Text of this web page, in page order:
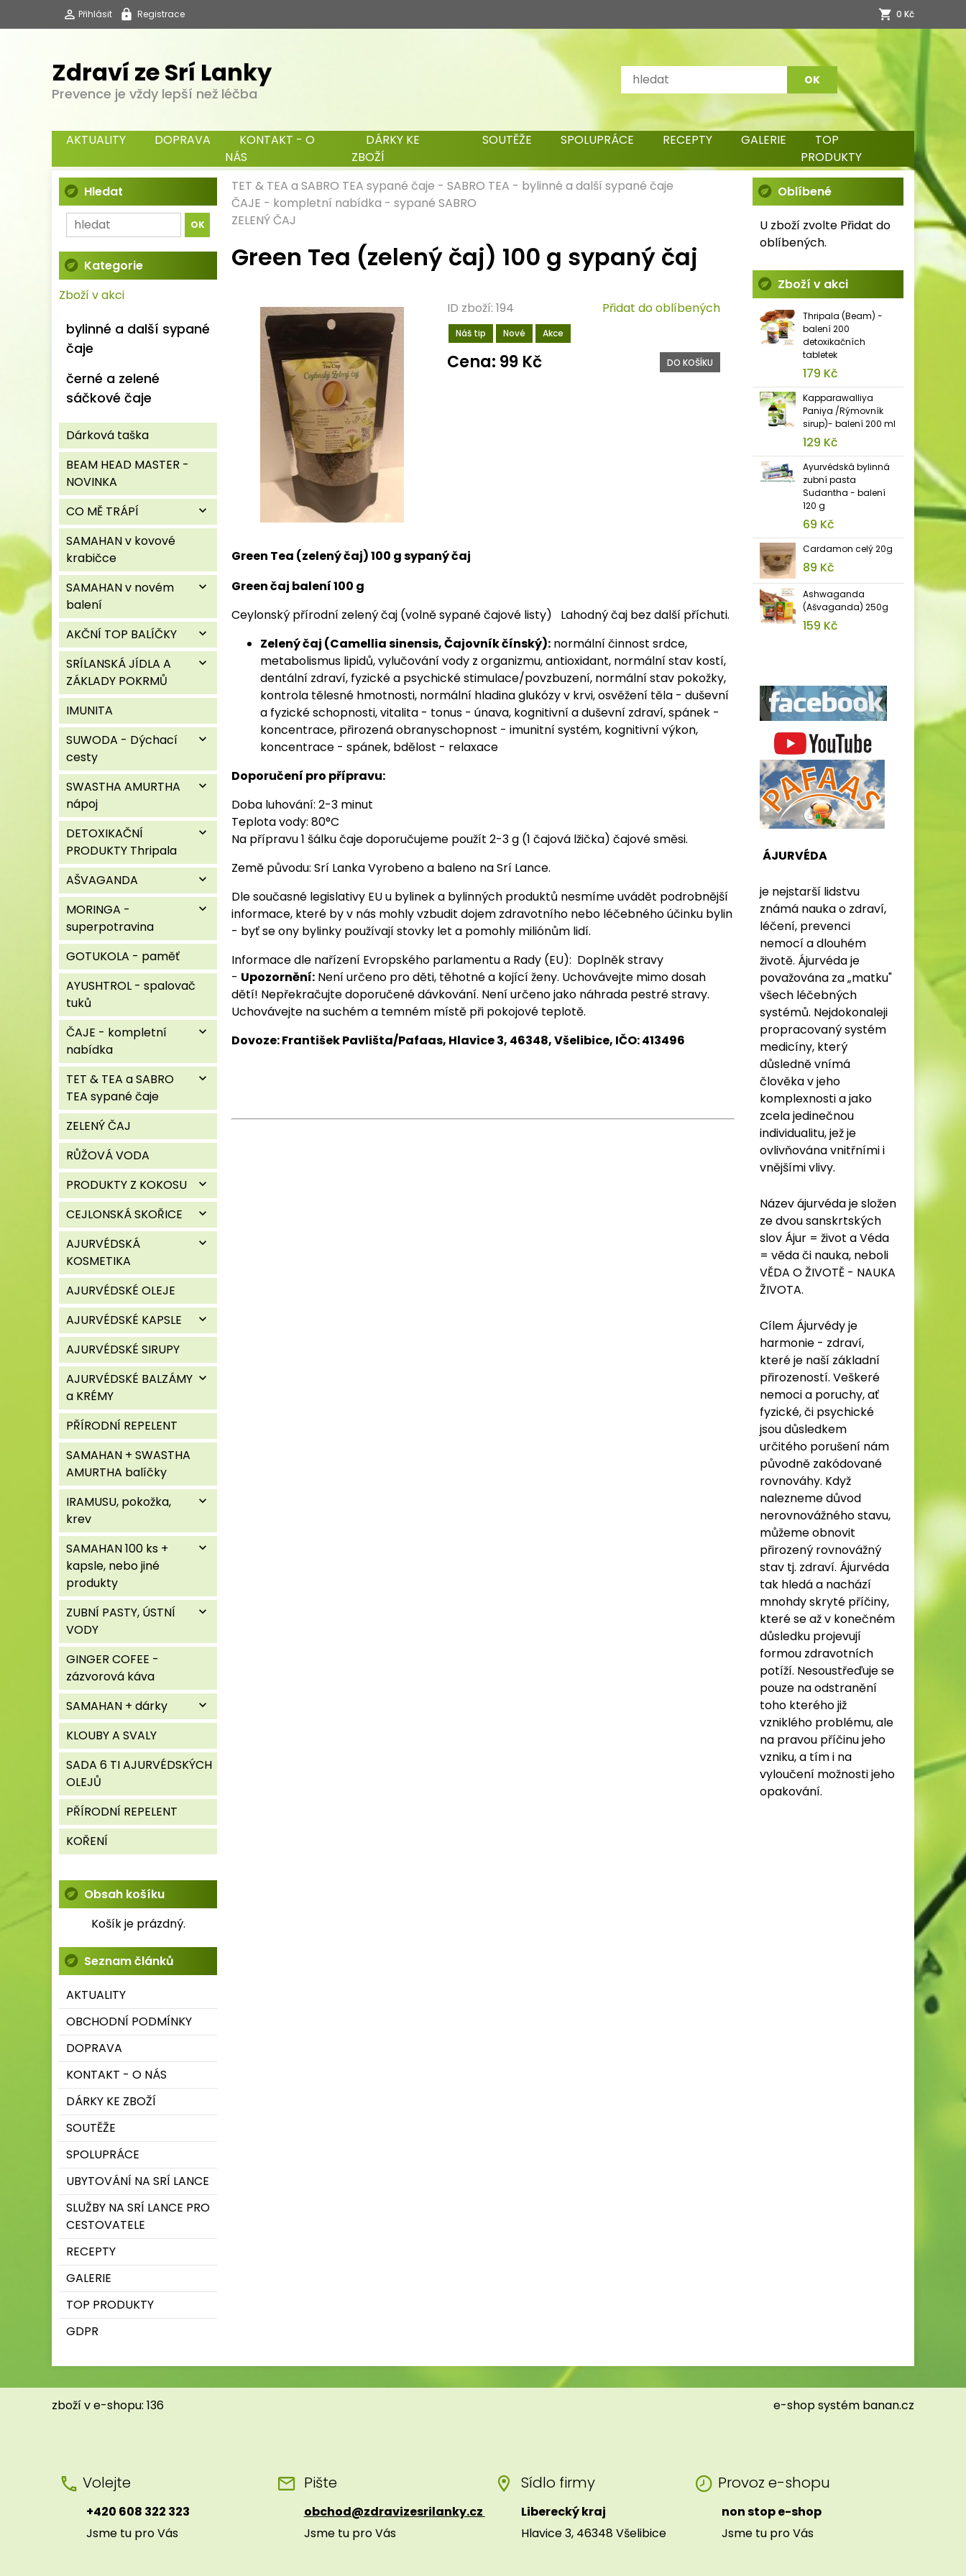
Přihlásit Registrace 0 Kč
Zdraví ze Srí Lanky
Prevence je vždy lepší než léčba
AKTUALITY DOPRAVA
KONTAKT - O
NÁS
DÁRKY KE
ZBOŽÍ
SOUTĚŽE SPOLUPRÁCE RECEPTY GALERIE
TOP
PRODUKTY
Hledat
Kategorie
Zboží v akci
bylinné a další sypané
čaje
černé a zelené
sáčkové čaje
Dárková taška
BEAM HEAD MASTER -
NOVINKA
CO MĚ TRÁPÍ
expand_more
SAMAHAN v kovové
krabičce
SAMAHAN v novém
balení
expand_more
AKČNÍ TOP BALÍČKY expand_more
SRÍLANSKÁ JÍDLA A
ZÁKLADY POKRMŮ
expand_more
IMUNITA
SUWODA - Dýchací
cesty
expand_more
SWASTHA AMURTHA
nápoj
expand_more
DETOXIKAČNÍ
PRODUKTY Thripala
expand_more
AŠVAGANDA expand_more
MORINGA -
superpotravina
expand_more
GOTUKOLA - paměť
AYUSHTROL - spalovač
tuků
ČAJE - kompletní
nabídka
expand_more
TET & TEA a SABRO
TEA sypané čaje
expand_more
ZELENÝ ČAJ
RŮŽOVÁ VODA
PRODUKTY Z KOKOSU
expand_more
CEJLONSKÁ SKOŘICE expand_more
AJURVÉDSKÁ
KOSMETIKA
expand_more
AJURVÉDSKÉ OLEJE
AJURVÉDSKÉ KAPSLE
expand_more
AJURVÉDSKÉ SIRUPY
AJURVÉDSKÉ BALZÁMY
a KRÉMY
expand_more
PŘÍRODNÍ REPELENT
SAMAHAN + SWASTHA
AMURTHA balíčky
IRAMUSU, pokožka,
krev
expand_more
SAMAHAN 100 ks +
kapsle, nebo jiné
produkty
expand_more
ZUBNÍ PASTY, ÚSTNÍ
VODY
expand_more
GINGER COFEE -
zázvorová káva
SAMAHAN + dárky
expand_more
KLOUBY A SVALY
SADA 6 TI AJURVÉDSKÝCH
OLEJŮ
PŘÍRODNÍ REPELENT
KOŘENÍ
Obsah košíku
Košík je prázdný.
Seznam článků
AKTUALITY
OBCHODNÍ PODMÍNKY
DOPRAVA
KONTAKT - O NÁS
DÁRKY KE ZBOŽÍ
SOUTĚŽE
SPOLUPRÁCE
UBYTOVÁNÍ NA SRÍ LANCE
SLUŽBY NA SRÍ LANCE PRO
CESTOVATELE
RECEPTY
GALERIE
TOP PRODUKTY
GDPR
TET & TEA a SABRO TEA sypané čaje - SABRO TEA - bylinné a další sypané čaje
ČAJE - kompletní nabídka - sypané SABRO
ZELENÝ ČAJ
Green Tea (zelený čaj) 100 g sypaný čaj
ID zboží: 194
Náš tip Nové Akce
Přidat do oblíbených
Cena: 99 Kč DO KOŠÍKU
Green Tea (zelený čaj) 100 g sypaný čaj
Green čaj balení 100 g
Ceylonský přírodní zelený čaj (volně sypané čajové listy) Lahodný čaj bez další příchuti.
Zelený čaj (Camellia sinensis, Čajovník čínský): normální činnost srdce,
metabolismus lipidů, vylučování vody z organizmu, antioxidant, normální stav kostí,
dentální zdraví, fyzické a psychické stimulace/povzbuzení, normální stav pokožky,
kontrola tělesné hmotnosti, normální hladina glukózy v krvi, osvěžení těla - duševní
a fyzické schopnosti, vitalita - tonus - únava, kognitivní a duševní zdraví, spánek -
koncentrace, přirozená obranyschopnost - imunitní systém, kognitivní výkon,
koncentrace - spánek, bdělost - relaxace
Doporučení pro přípravu:
Doba luhování: 2-3 minut
Teplota vody: 80°C
Na přípravu 1 šálku čaje doporučujeme použít 2-3 g (1 čajová lžička) čajové směsi.
Země původu: Srí Lanka Vyrobeno a baleno na Srí Lance.
Dle současné legislativy EU u bylinek a bylinných produktů nesmíme uvádět podrobnější
informace, které by v nás mohly vzbudit dojem zdravotního nebo léčebného účinku bylin
- byť se ony bylinky používají stovky let a pomohly miliónům lidí.
Informace dle nařízení Evropského parlamentu a Rady (EU): Doplněk stravy
- Upozornění: Není určeno pro děti, těhotné a kojící ženy. Uchovávejte mimo dosah
dětí! Nepřekračujte doporučené dávkování. Není určeno jako náhrada pestré stravy.
Uchovávejte na suchém a temném místě při pokojové teplotě.
Dovoze: František Pavlišta/Pafaas, Hlavice 3, 46348, Všelibice, IČO: 413496
Oblíbené
U zboží zvolte Přidat do
oblíbených.
Zboží v akci
Thripala (Beam) -
balení 200
detoxikačních
tabletek
179 Kč
Kapparawalliya
Paniya /Rýmovník
sirup)- balení 200 ml
129 Kč
Ayurvédská bylinná
zubní pasta
Sudantha - balení
120 g
69 Kč
Cardamon celý 20g
89 Kč
Ashwaganda
(Ašvaganda) 250g
159 Kč
ÁJURVÉDA
je nejstarší lidstvu
známá nauka o zdraví,
léčení, prevenci
nemocí a dlouhém
životě. Ájurvéda je
považována za „matku"
všech léčebných
systémů. Nejdokonaleji
propracovaný systém
medicíny, který
důsledně vnímá
člověka v jeho
komplexnosti a jako
zcela jedinečnou
individualitu, jež je
ovlivňována vnitřními i
vnějšími vlivy.
Název ájurvéda je složen
ze dvou sanskrtských
slov Ájur = život a Véda
= věda či nauka, neboli
VĚDA O ŽIVOTĚ - NAUKA
ŽIVOTA.
Cílem Ájurvédy je
harmonie - zdraví,
které je naší základní
přirozeností. Veškeré
nemoci a poruchy, ať
fyzické, či psychické
jsou důsledkem
určitého porušení nám
původně zakódované
rovnováhy. Když
nalezneme důvod
nerovnovážného stavu,
můžeme obnovit
přirozený rovnovážný
stav tj. zdraví. Ájurvéda
tak hledá a nachází
mnohdy skryté příčiny,
které se až v konečném
důsledku projevují
formou zdravotních
potíží. Nesoustřeďuje se
pouze na odstranění
toho kterého již
vzniklého problému, ale
na pravou příčinu jeho
vzniku, a tím i na
vyloučení možnosti jeho
opakování.
zboží v e-shopu: 136 e-shopsystém banan.cz
Volejte
+420 608 322 323
Jsme tu pro Vás
Pište
obchod@zdravizesrilanky.cz
Jsme tu pro Vás
Sídlo firmy
Liberecký kraj
Hlavice 3, 46348 Všelibice
Provoz e-shopu
non stop e-shop
Jsme tu pro Vás